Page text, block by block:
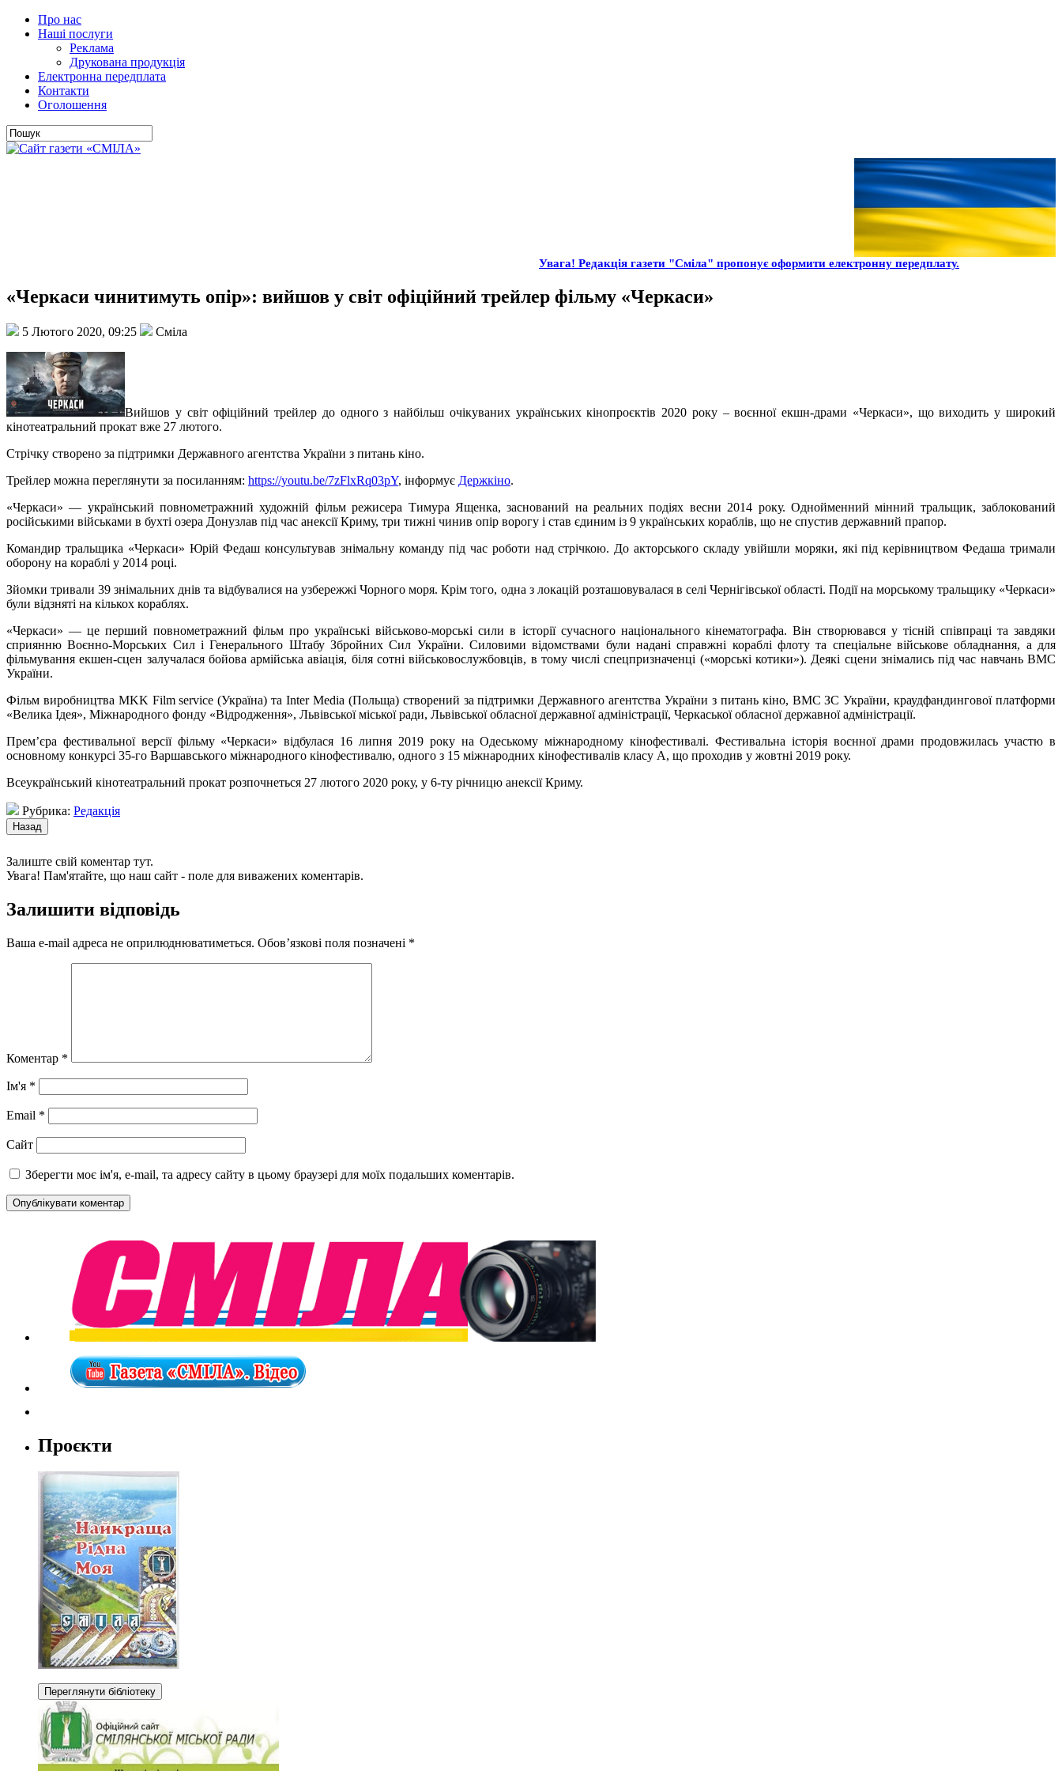
Про нас
Наші послуги
Реклама
Друкована продукція
Електронна передплата
Контакти
Оголошення
Увага! Редакція газети "Сміла" пропонує оформити електронну передплату.
«Черкаси чинитимуть опір»: вийшов у світ офіційний трейлер фільму «Черкаси»
5 Лютого 2020, 09:25 Сміла
Вийшов у світ офіційний трейлер до одного з найбільш очікуваних українських кінопроєктів 2020 року – воєнної екшн-драми «Черкаси», що виходить у широкий
кінотеатральний прокат вже 27 лютого.
Стрічку створено за підтримки Державного агентства України з питань кіно.
Трейлер можна переглянути за посиланням: https://youtu.be/7zFlxRq03pY, інформує Держкіно.
«Черкаси» — український повнометражний художній фільм режисера Тимура Ященка, заснований на реальних подіях весни 2014 року. Однойменний мінний тральщик, заблокований
російськими військами в бухті озера Донузлав під час анексії Криму, три тижні чинив опір ворогу і став єдиним із 9 українських кораблів, що не спустив державний прапор.
Командир тральщика «Черкаси» Юрій Федаш консультував знімальну команду під час роботи над стрічкою. До акторського складу увійшли моряки, які під керівництвом Федаша тримали
оборону на кораблі у 2014 році.
Зйомки тривали 39 знімальних днів та відбувалися на узбережжі Чорного моря. Крім того, одна з локацій розташовувалася в селі Чернігівської області. Події на морському тральщику «Черкаси»
були відзняті на кількох кораблях.
«Черкаси» — це перший повнометражний фільм про українські військово-морські сили в історії сучасного національного кінематографа. Він створювався у тісній співпраці та завдяки
сприянню Воєнно-Морських Сил і Генерального Штабу Збройних Сил України. Силовими відомствами були надані справжні кораблі флоту та спеціальне військове обладнання, а для
фільмування екшен-сцен залучалася бойова армійська авіація, біля сотні військовослужбовців, в тому числі спецпризначенці («морські котики»). Деякі сцени знімались під час навчань ВМС
України.
Фільм виробництва MKK Film service (Україна) та Inter Media (Польща) створений за підтримки Державного агентства України з питань кіно, ВМС ЗС України, краудфандингової платформи
«Велика Ідея», Міжнародного фонду «Відродження», Львівської міської ради, Львівської обласної державної адміністрації, Черкаської обласної державної адміністрації.
Прем’єра фестивальної версії фільму «Черкаси» відбулася 16 липня 2019 року на Одеському міжнародному кінофестивалі. Фестивальна історія воєнної драми продовжилась участю в
основному конкурсі 35-го Варшавського міжнародного кінофестивалю, одного з 15 міжнародних кінофестивалів класу А, що проходив у жовтні 2019 року.
Всеукраїнський кінотеатральний прокат розпочнеться 27 лютого 2020 року, у 6-ту річницю анексії Криму.
Рубрика: Редакція
Залиште свій коментар тут.
Увага! Пам'ятайте, що наш сайт - поле для виважених коментарів.
Залишити відповідь
Ваша e-mail адреса не оприлюднюватиметься. Обов’язкові поля позначені *
Коментар *
Ім'я *
Email *
Сайт
Зберегти моє ім'я, e-mail, та адресу сайту в цьому браузері для моїх подальших коментарів.
Проєкти